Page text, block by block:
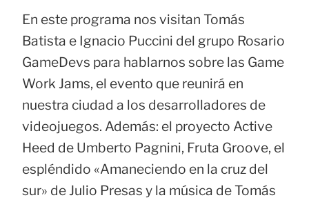
En este programa nos visitan Tomás
Batista e Ignacio Puccini del grupo Rosario
GameDevs para hablarnos sobre las Game
Work Jams, el evento que reunirá en
nuestra ciudad a los desarrolladores de
videojuegos. Además: el proyecto Active
Heed de Umberto Pagnini, Fruta Groove, el
espléndido «Amaneciendo en la cruz del
sur» de Julio Presas y la música de Tomás